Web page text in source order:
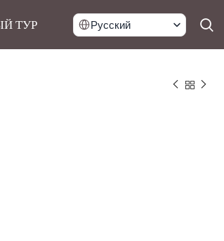
ТУР Русский